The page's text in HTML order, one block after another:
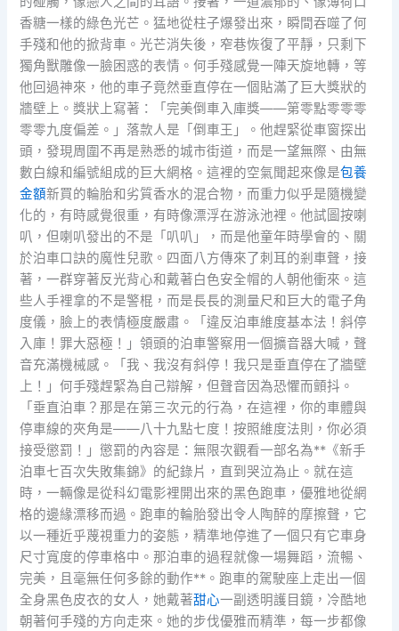
香糖一樣的綠色光芒。猛地從柱子爆發出來，瞬間吞噬了何
手殘和他的掀背車。光芒消失後，窄巷恢復了平靜，只剩下
獨角獸雕像一臉困惑的表情。何手殘感覺一陣天旋地轉，等
他回過神來，他的車子竟然垂直停在一個貼滿了巨大獎狀的
牆壁上。獎狀上寫著：「完美倒車入庫獎——第零點零零零
零零九度偏差。」落款人是「倒車王」。他趕緊從車窗探出
頭，發現周圍不再是熟悉的城市街道，而是一望無際、由無
數白線和編號組成的巨大網格。這裡的空氣聞起來像是包養
金額新買的輪胎和劣質香水的混合物，而重力似乎是隨機變
化的，有時感覺很重，有時像漂浮在游泳池裡。他試圖按喇
叭，但喇叭發出的不是「叭叭」，而是他童年時學會的、關
於泊車口訣的魔性兒歌。四面八方傳來了刺耳的剎車聲，接
著，一群穿著反光背心和戴著白色安全帽的人朝他衝來。這
些人手裡拿的不是警棍，而是長長的測量尺和巨大的電子角
度儀，臉上的表情極度嚴肅。「違反泊車維度基本法！斜停
入庫！罪大惡極！」領頭的泊車警察用一個擴音器大喊，聲
音充滿機械感。「我、我沒有斜停！我只是垂直停在了牆壁
上！」何手殘趕緊為自己辯解，但聲音因為恐懼而顫抖。
「垂直泊車？那是在第三次元的行為，在這裡，你的車體與
停車線的夾角是——八十九點七度！按照維度法則，你必須
接受懲罰！」懲罰的內容是：無限次觀看一部名為**《新手
泊車七百次失敗集錦》的紀錄片，直到哭泣為止。就在這
時，一輛像是從科幻電影裡開出來的黑色跑車，優雅地從網
格的邊緣漂移而過。跑車的輪胎發出令人陶醉的摩擦聲，它
以一種近乎蔑視重力的姿態，精準地停進了一個只有它車身
尺寸寬度的停車格中。那泊車的過程就像一場舞蹈，流暢、
完美，且毫無任何多餘的動作**。跑車的駕駛座上走出一個
全身黑色皮衣的女人，她戴著甜心一副透明護目鏡，冷酷地
朝著何手殘的方向走來。她的步伐優雅而精準，每一步都像